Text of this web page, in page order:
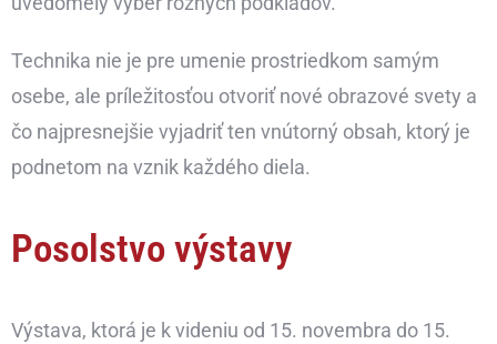
Technika nie je pre umenie prostriedkom samým
osebe, ale príležitosťou otvoriť nové obrazové svety a
čo najpresnejšie vyjadriť ten vnútorný obsah, ktorý je
podnetom na vznik každého diela.
Posolstvo výstavy
Výstava, ktorá je k videniu od 15. novembra do 15.